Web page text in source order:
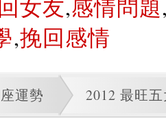
女友,感情問題
,挽回感情
運勢 2012 最旺